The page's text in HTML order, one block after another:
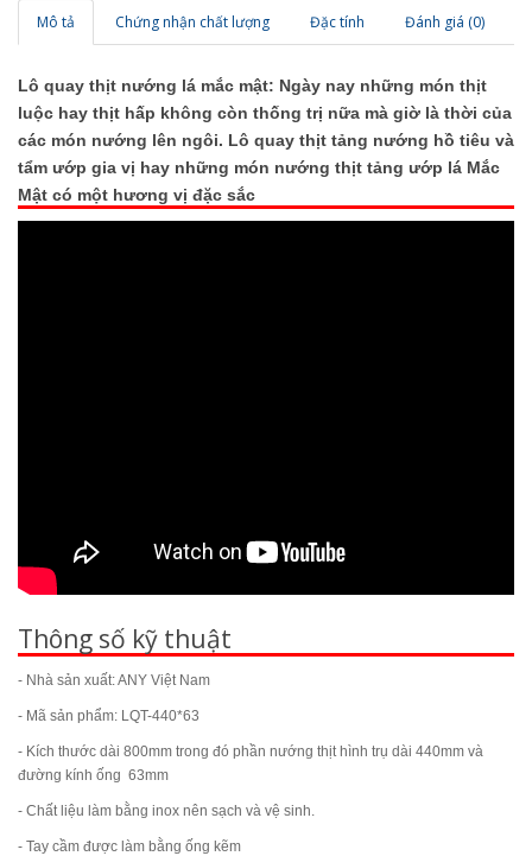
Mô tả Chứng nhận chất lượng Đặc tính Đánh giá (0)
Lô quay thịt nướng lá mắc mật: Ngày nay những món thịt
luộc hay thịt hấp không còn thống trị nữa mà giờ là thời của
các món nướng lên ngôi. Lô quay thịt tảng nướng hồ tiêu và
tẩm ướp gia vị hay những món nướng thịt tảng ướp lá Mắc
Mật có một hương vị đặc sắc
Thông số kỹ thuật
- Nhà sản xuất: ANY Việt Nam
- Mã sản phẩm: LQT-440*63
- Kích thước dài 800mm trong đó phần nướng thịt hình trụ dài 440mm và
đường kính ống 63mm
- Chất liệu làm bằng inox nên sạch và vệ sinh.
- Tay cầm được làm bằng ống kẽm